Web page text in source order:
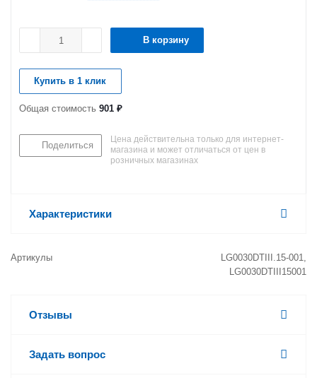
В корзину
Купить в 1 клик
Общая стоимость 901 ₽
Поделиться
Цена действительна только для интернет-
магазина и может отличаться от цен в
розничных магазинах
Характеристики
Артикулы
LG0030DTIII.15-001,
LG0030DTIII15001
Отзывы
Задать вопрос